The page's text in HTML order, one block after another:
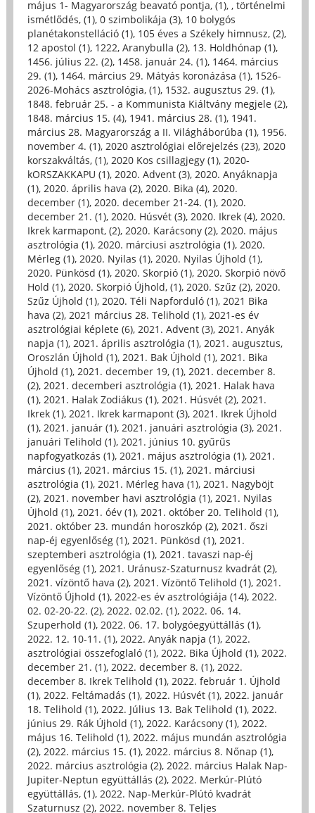
május 1- Magyarország beavató pontja, (1), , történelmi
ismétlődés, (1), 0 szimbolikája (3), 10 bolygós
planétakonstelláció (1), 105 éves a Székely himnusz, (2),
12 apostol (1), 1222, Aranybulla (2), 13. Holdhónap (1),
1456. július 22. (2), 1458. január 24. (1), 1464. március
29. (1), 1464. március 29. Mátyás koronázása (1), 1526-
2026-Mohács asztrológia, (1), 1532. augusztus 29. (1),
1848. február 25. - a Kommunista Kiáltvány megjele (2),
1848. március 15. (4), 1941. március 28. (1), 1941.
március 28. Magyarország a II. Világháborúba (1), 1956.
november 4. (1), 2020 asztrológiai előrejelzés (23), 2020
korszakváltás, (1), 2020 Kos csillagjegy (1), 2020-
kORSZAKKAPU (1), 2020. Advent (3), 2020. Anyáknapja
(1), 2020. április hava (2), 2020. Bika (4), 2020.
december (1), 2020. december 21-24. (1), 2020.
december 21. (1), 2020. Húsvét (3), 2020. Ikrek (4), 2020.
Ikrek karmapont, (2), 2020. Karácsony (2), 2020. május
asztrológia (1), 2020. márciusi asztrológia (1), 2020.
Mérleg (1), 2020. Nyilas (1), 2020. Nyilas Újhold (1),
2020. Pünkösd (1), 2020. Skorpió (1), 2020. Skorpió növő
Hold (1), 2020. Skorpió Újhold, (1), 2020. Szűz (2), 2020.
Szűz Újhold (1), 2020. Téli Napforduló (1), 2021 Bika
hava (2), 2021 március 28. Telihold (1), 2021-es év
asztrológiai képlete (6), 2021. Advent (3), 2021. Anyák
napja (1), 2021. április asztrológia (1), 2021. augusztus,
Oroszlán Újhold (1), 2021. Bak Újhold (1), 2021. Bika
Újhold (1), 2021. december 19, (1), 2021. december 8.
(2), 2021. decemberi asztrológia (1), 2021. Halak hava
(1), 2021. Halak Zodiákus (1), 2021. Húsvét (2), 2021.
Ikrek (1), 2021. Ikrek karmapont (3), 2021. Ikrek Újhold
(1), 2021. január (1), 2021. januári asztrológia (3), 2021.
januári Telihold (1), 2021. június 10. gyűrűs
napfogyatkozás (1), 2021. május asztrológia (1), 2021.
március (1), 2021. március 15. (1), 2021. márciusi
asztrológia (1), 2021. Mérleg hava (1), 2021. Nagyböjt
(2), 2021. november havi asztrológia (1), 2021. Nyilas
Újhold (1), 2021. óév (1), 2021. október 20. Telihold (1),
2021. október 23. mundán horoszkóp (2), 2021. őszi
nap-éj egyenlőség (1), 2021. Pünkösd (1), 2021.
szeptemberi asztrológia (1), 2021. tavaszi nap-éj
egyenlőség (1), 2021. Uránusz-Szaturnusz kvadrát (2),
2021. vízöntő hava (2), 2021. Vízöntő Telihold (1), 2021.
Vízöntő Újhold (1), 2022-es év asztrológiája (14), 2022.
02. 02-20-22. (2), 2022. 02.02. (1), 2022. 06. 14.
Szuperhold (1), 2022. 06. 17. bolygóegyüttállás (1),
2022. 12. 10-11. (1), 2022. Anyák napja (1), 2022.
asztrológiai összefoglaló (1), 2022. Bika Újhold (1), 2022.
december 21. (1), 2022. december 8. (1), 2022.
december 8. Ikrek Telihold (1), 2022. február 1. Újhold
(1), 2022. Feltámadás (1), 2022. Húsvét (1), 2022. január
18. Telihold (1), 2022. Július 13. Bak Telihold (1), 2022.
június 29. Rák Újhold (1), 2022. Karácsony (1), 2022.
május 16. Telihold (1), 2022. május mundán asztrológia
(2), 2022. március 15. (1), 2022. március 8. Nőnap (1),
2022. március asztrológia (2), 2022. március Halak Nap-
Jupiter-Neptun együttállás (2), 2022. Merkúr-Plútó
együttállás, (1), 2022. Nap-Merkúr-Plútó kvadrát
Szaturnusz (2), 2022. november 8. Teljes